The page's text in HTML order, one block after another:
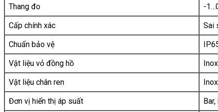
Thang đo -
Cấp chính xác Sai
Chuẩn bảo vệ
Vật liệu vỏ đồng hồ
Vật liệu chân ren
Đơn vị hiển thị áp suất